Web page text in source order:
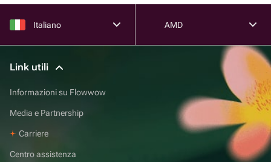
Italiano AMD
Link utili
Informazioni su Flowwow
Media e Partnership
Carriere
Centro assistenza